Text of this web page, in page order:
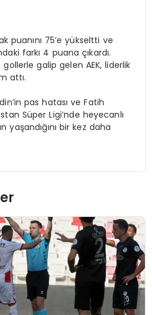
puanını 75’e yükseltti ve
farkı 4 puana çıkardı.
gollerle galip gelen AEK, liderlik
attı.
pas hatası ve Fatih
Süper Ligi’nde heyecanlı
yaşandığını bir kez daha